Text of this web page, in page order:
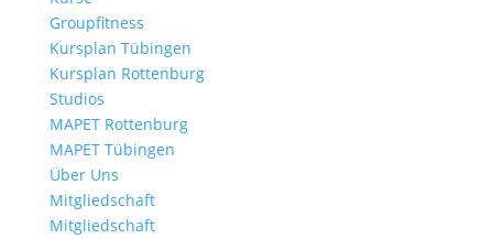
Groupfitness
Kursplan Tübingen
Kursplan Rottenburg
Studios
MAPET Rottenburg
MAPET Tübingen
Über Uns
Mitgliedschaft
Mitgliedschaft